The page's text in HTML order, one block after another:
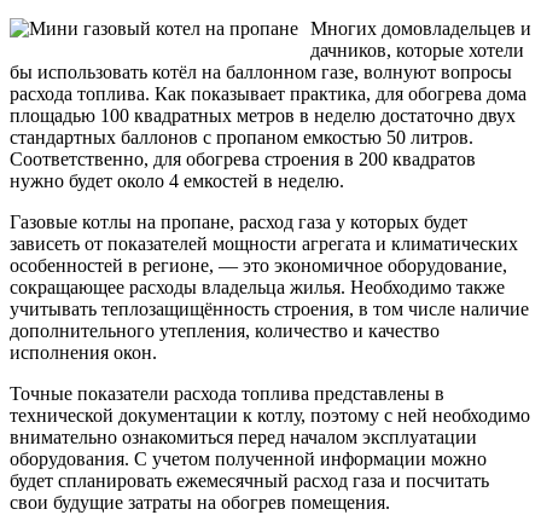
Многих домовладельцев и
дачников, которые хотели
бы использовать котёл на баллонном газе, волнуют вопросы
расхода топлива. Как показывает практика, для обогрева дома
площадью 100 квадратных метров в неделю достаточно двух
стандартных баллонов с пропаном емкостью 50 литров.
Соответственно, для обогрева строения в 200 квадратов
нужно будет около 4 емкостей в неделю.
Газовые котлы на пропане, расход газа у которых будет
зависеть от показателей мощности агрегата и климатических
особенностей в регионе, — это экономичное оборудование,
сокращающее расходы владельца жилья. Необходимо также
учитывать теплозащищённость строения, в том числе наличие
дополнительного утепления, количество и качество
исполнения окон.
Точные показатели расхода топлива представлены в
технической документации к котлу, поэтому с ней необходимо
внимательно ознакомиться перед началом эксплуатации
оборудования. С учетом полученной информации можно
будет спланировать ежемесячный расход газа и посчитать
свои будущие затраты на обогрев помещения.